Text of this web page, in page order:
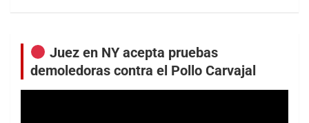
Juez en NY acepta pruebas
demoledoras contra el Pollo Carvajal